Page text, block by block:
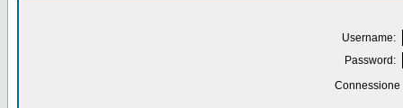
Username:
Password: